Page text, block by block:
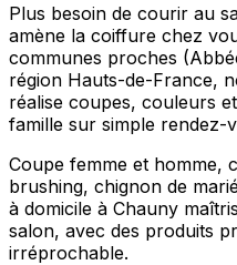
Plus besoin de courir au
amène la coiffure chez
communes proches
région Hauts-de-France,
réalise coupes, couleurs
famille sur simple rendez-
Coupe femme et homme,
brushing, chignon de
à domicile à Chauny
salon, avec des produits
irréprochable.